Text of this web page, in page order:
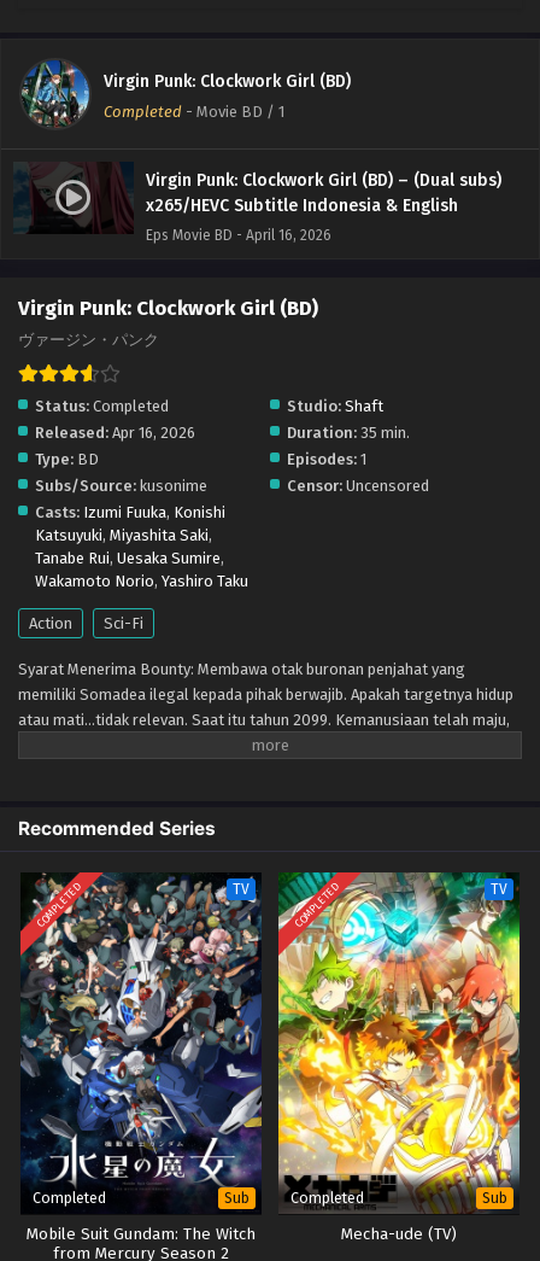
Virgin Punk: Clockwork Girl (BD)
Completed - Movie BD / 1
Virgin Punk: Clockwork Girl (BD) – (Dual subs)
x265/HEVC Subtitle Indonesia & English
Eps Movie BD - April 16, 2026
Virgin Punk: Clockwork Girl (BD)
ヴァージン・パンク
Status: Completed Studio: Shaft
Released: Apr 16, 2026 Duration: 35 min.
Type: BD Episodes: 1
Subs/Source: kusonime Censor: Uncensored
Casts: Izumi Fuuka, Konishi
Katsuyuki, Miyashita Saki,
Tanabe Rui, Uesaka Sumire,
Wakamoto Norio, Yashiro Taku
Action Sci-Fi
Syarat Menerima Bounty: Membawa otak buronan penjahat yang
memiliki Somadea ilegal kepada pihak berwajib. Apakah targetnya hidup
atau mati...tidak relevan. Saat itu tahun 2099. Kemanusiaan telah maju,
mengatasi segala cedera dan penyakit dengan pengembangan
tersebut meningkat pesat. Somadea memberikan kemampuan fisik yang
jauh lebih unggul daripada darah dan daging normal, dan dengan
memodifikasinya secara ilegal, Somadea dapat disalahgunakan untuk
tujuan kriminal. Untuk menangani kejahatan Somadea ini, pemerintah
membentuk Sistem Bounty Hunter. Warga sipil yang terdaftar sebagai
pemburu hadiah diizinkan untuk membunuh pengguna ilegal Somadea
yang ditetapkan sebagai buronan oleh polisi. Sebagai imbalannya,
mereka diberi hadiah uang hadiah dalam jumlah besar. Di dunia yang tak
kenal ampun ini, Ubu Kamigori mencari nafkah dengan memburu
penjahat sebagai pemburu hadiah. Namun suatu hari, ketika dia pulang
kerja, dia menemukan pria yang memiliki sejarah buruk bersamanya
menunggu di sana—Tn. Keanggunan. Maka nasibnya mulai terungkap.
Kisah yang dijalin oleh gadis mekanik dan aroma asap mesiu, aksi
menegangkan ini dimulai!
Recommended Series
COMPLETED TV
Completed Sub
Mobile Suit Gundam: The Witch
from Mercury Season 2
COMPLETED TV
Completed Sub
Mecha-ude (TV)